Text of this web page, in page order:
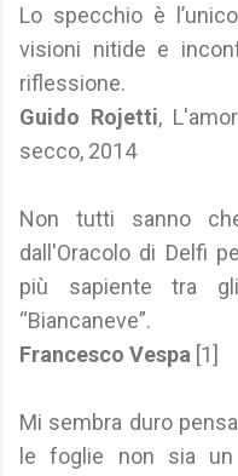
Lo specchio è
visioni nitide e
riflessione.
Guido Rojetti,
secco, 2014
Non tutti sanno
dall'Oracolo di Delfi
più sapiente tra gli
“Biancaneve”.
Francesco Vespa [1]
Mi sembra duro
le foglie non sia